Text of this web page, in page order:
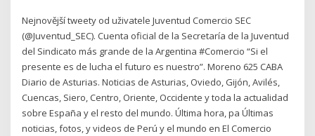
Nejnovější tweety od uživatele Juventud Comercio SEC
(@Juventud_SEC). Cuenta oficial de la Secretaría de la Juventud
del Sindicato más grande de la Argentina #Comercio “Si el
presente es de lucha el futuro es nuestro”. Moreno 625 CABA
Diario de Asturias. Noticias de Asturias, Oviedo, Gijón, Avilés,
Cuencas, Siero, Centro, Oriente, Occidente y toda la actualidad
sobre España y el resto del mundo. Última hora, pa Últimas
noticias, fotos, y videos de Perú y el mundo en El Comercio